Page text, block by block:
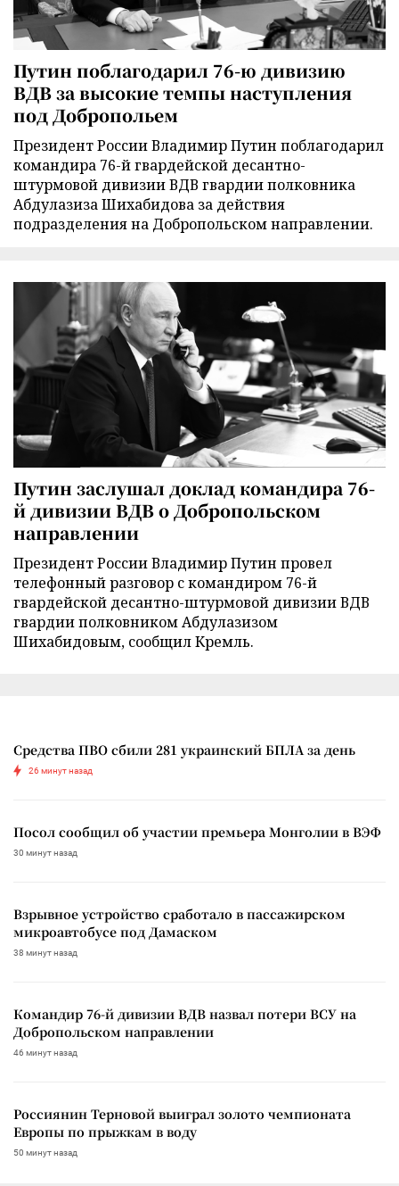
Путин поблагодарил 76-ю дивизию
ВДВ за высокие темпы наступления
под Добропольем
Президент России Владимир Путин поблагодарил
командира 76-й гвардейской десантно-
штурмовой дивизии ВДВ гвардии полковника
Абдулазиза Шихабидова за действия
подразделения на Добропольском направлении.
Путин заслушал доклад командира 76-
й дивизии ВДВ о Добропольском
направлении
Президент России Владимир Путин провел
телефонный разговор с командиром 76-й
гвардейской десантно-штурмовой дивизии ВДВ
гвардии полковником Абдулазизом
Шихабидовым, сообщил Кремль.
Средства ПВО сбили 281 украинский БПЛА за день
26 минут назад
Посол сообщил об участии премьера Монголии в ВЭФ
30 минут назад
Взрывное устройство сработало в пассажирском
микроавтобусе под Дамаском
38 минут назад
Командир 76-й дивизии ВДВ назвал потери ВСУ на
Добропольском направлении
46 минут назад
Россиянин Терновой выиграл золото чемпионата
Европы по прыжкам в воду
50 минут назад